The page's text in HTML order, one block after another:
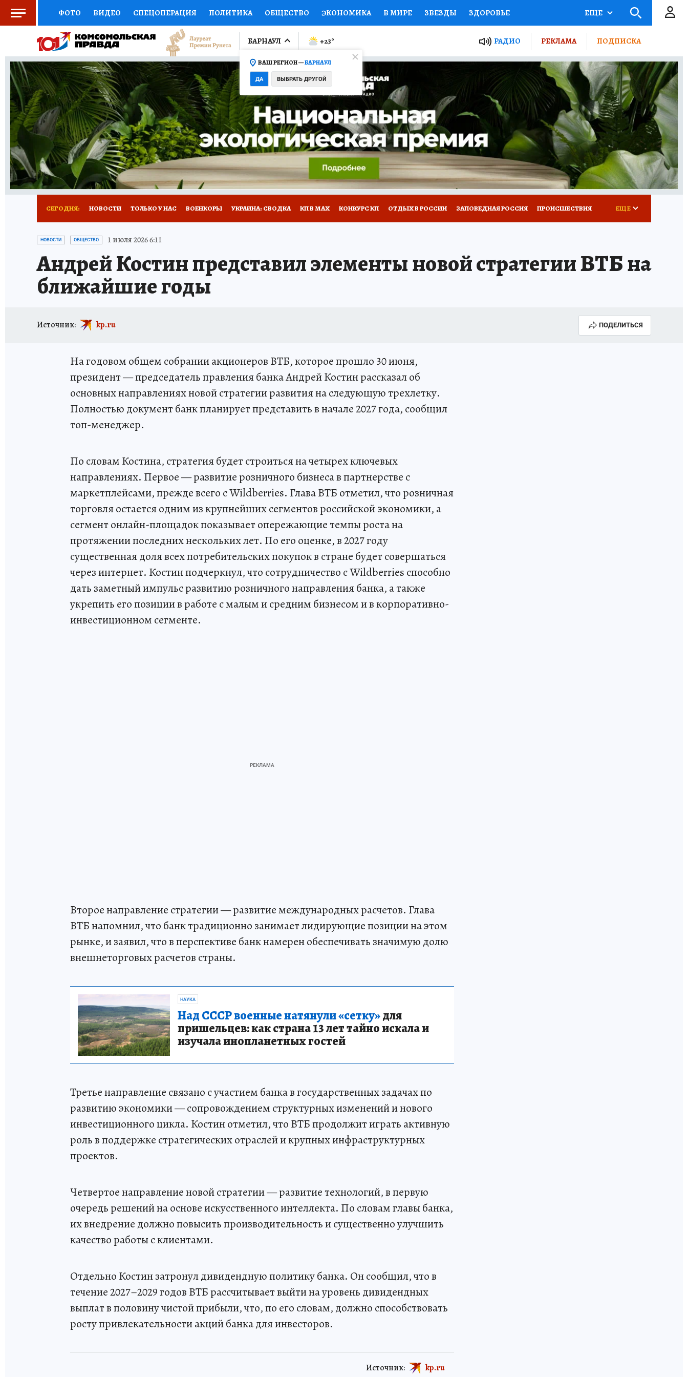
ФОТО ВИДЕО СПЕЦОПЕРАЦИЯ ПОЛИТИКА ОБЩЕСТВО ЭКОНОМИКА В МИРЕ ЗВЕЗДЫ ЗДОРОВЬЕ
СОЦПОДДЕРЖКА НАУКА СПОРТ КОЛУМНИСТЫ ПРОИСШЕСТВИЯ НАЦИОНАЛЬНЫЕ ПРОЕКТЫ РОССИИ
ВЫБОР ЭКСПЕРТОВ ДОКТОР ФИНАНСЫ ОТКРЫВАЕМ МИР Я ЗНАЮ СЕМЬЯ ЖЕНСКИЕ СЕКРЕТЫ ПУТЕВОДИТЕЛЬ
КНИЖНАЯ ПОЛКА ПРОГНОЗЫ НА СПОРТ ПРОМОКОДЫ СЕРИАЛЫ СПЕЦПРОЕКТЫ ДЕФИЦИТ ЖЕЛЕЗА ТУРИЗМ
ПРЕСС-ЦЕНТР НЕДВИЖИМОСТЬ ТЕЛЕВИЗОР КОЛЛЕКЦИИ КОНКУРСЫ РАБОТА У НАС ГИД ПОТРЕБИТЕЛЯ ВСЕ О КП
РАДИО КП РЕКЛАМА ТЕСТЫ НОВОЕ НА САЙТЕ
ЕЩЕ
БАРНАУЛ
ВАШ РЕГИОН —БАРНАУЛ
ДА ВЫБРАТЬ ДРУГОЙ
+23° РАДИО РЕКЛАМА ПОДПИСКА
СЕГОДНЯ: НОВОСТИ ТОЛЬКО У НАС ВОЕНКОРЫ УКРАИНА: СВОДКА КП В МАХ КОНКУРС КП ОТДЫХ В РОССИИ ЗАПОВЕДНАЯ РОССИЯ ПРОИСШЕСТВИЯ
АФИША ИСПЫТАНО НА СЕБЕ
ЕЩЕ
НОВОСТИ ОБЩЕСТВО 1 июля 2026 6:11
Андрей Костин представил элементы новой стратегии ВТБ на
ближайшие годы
Источник: kp.ru ПОДЕЛИТЬСЯ
На годовом общем собрании акционеров ВТБ, которое прошло 30 июня,
президент — председатель правления банка Андрей Костин рассказал об
основных направлениях новой стратегии развития на следующую трехлетку.
Полностью документ банк планирует представить в начале 2027 года, сообщил
топ-менеджер.
По словам Костина, стратегия будет строиться на четырех ключевых
направлениях. Первое — развитие розничного бизнеса в партнерстве с
маркетплейсами, прежде всего с Wildberries. Глава ВТБ отметил, что розничная
торговля остается одним из крупнейших сегментов российской экономики, а
сегмент онлайн-площадок показывает опережающие темпы роста на
протяжении последних нескольких лет. По его оценке, в 2027 году
существенная доля всех потребительских покупок в стране будет совершаться
через интернет. Костин подчеркнул, что сотрудничество с Wildberries способно
дать заметный импульс развитию розничного направления банка, а также
укрепить его позиции в работе с малым и средним бизнесом и в корпоративно-
инвестиционном сегменте.
Второе направление стратегии — развитие международных расчетов. Глава
ВТБ напомнил, что банк традиционно занимает лидирующие позиции на этом
рынке, и заявил, что в перспективе банк намерен обеспечивать значимую долю
внешнеторговых расчетов страны.
НАУКА
Над СССР военные натянули «сетку»для
пришельцев: как страна 13 лет тайно искала и
изучала инопланетных гостей
Третье направление связано с участием банка в государственных задачах по
развитию экономики — сопровождением структурных изменений и нового
инвестиционного цикла. Костин отметил, что ВТБ продолжит играть активную
роль в поддержке стратегических отраслей и крупных инфраструктурных
проектов.
Четвертое направление новой стратегии — развитие технологий, в первую
очередь решений на основе искусственного интеллекта. По словам главы банка,
их внедрение должно повысить производительность и существенно улучшить
качество работы с клиентами.
Отдельно Костин затронул дивидендную политику банка. Он сообщил, что в
течение 2027–2029 годов ВТБ рассчитывает выйти на уровень дивидендных
выплат в половину чистой прибыли, что, по его словам, должно способствовать
росту привлекательности акций банка для инвесторов.
Источник: kp.ru